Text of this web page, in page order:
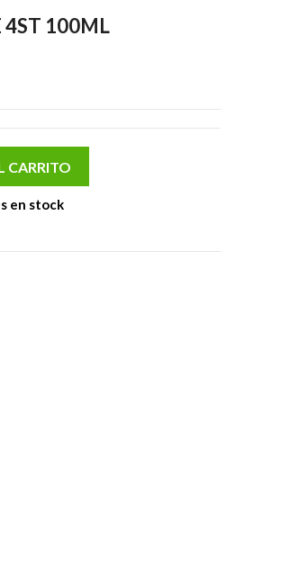
4ST 100ML
CARRITO
en stock